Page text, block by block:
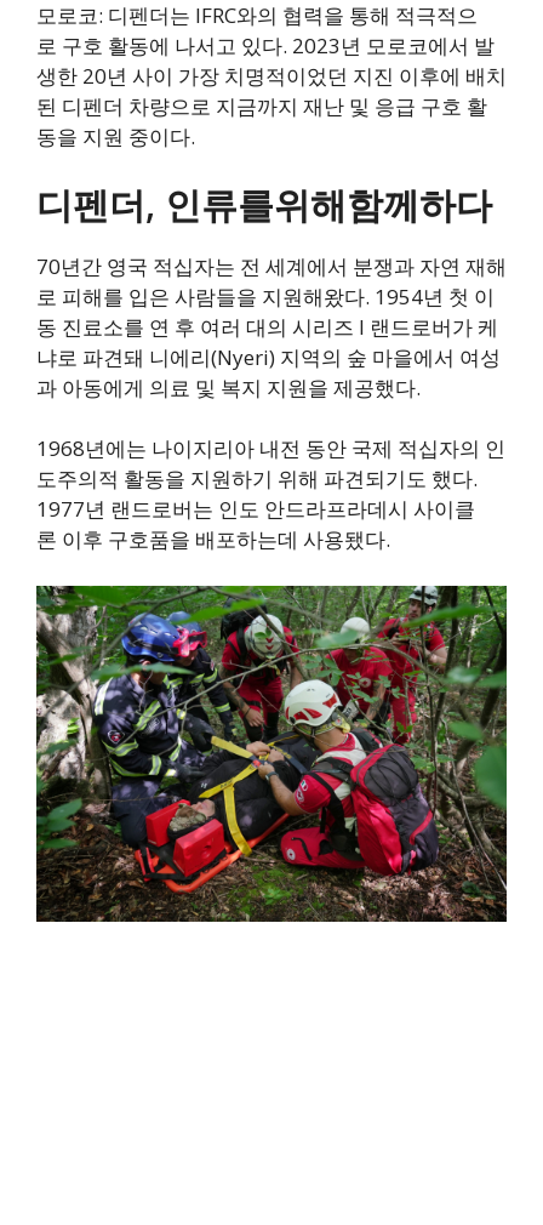
모로코: 디펜더는 IFRC와의 협력을 통해 적극적으
로 구호 활동에 나서고 있다. 2023년 모로코에서 발
생한 20년 사이 가장 치명적이었던 지진 이후에 배치
된 디펜더 차량으로 지금까지 재난 및 응급 구호 활
동을 지원 중이다.
디펜더, 인류를위해함께하다
70년간 영국 적십자는 전 세계에서 분쟁과 자연 재해
로 피해를 입은 사람들을 지원해왔다. 1954년 첫 이
동 진료소를 연 후 여러 대의 시리즈 I 랜드로버가 케
냐로 파견돼 니에리(Nyeri) 지역의 숲 마을에서 여성
과 아동에게 의료 및 복지 지원을 제공했다.
1968년에는 나이지리아 내전 동안 국제 적십자의 인
도주의적 활동을 지원하기 위해 파견되기도 했다.
1977년 랜드로버는 인도 안드라프라데시 사이클
론 이후 구호품을 배포하는데 사용됐다.